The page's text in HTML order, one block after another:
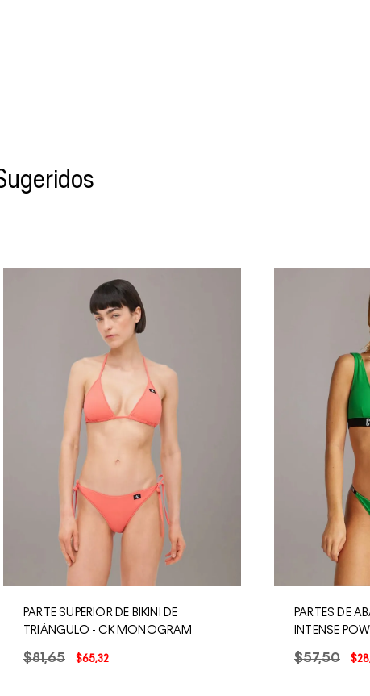
PARTE SUPERIOR DE BIKINI DE
TRIÁNGULO - CK MONOGRAM
$81,65 $65,32
PARTES DE
INTENSE
$57,50 $28